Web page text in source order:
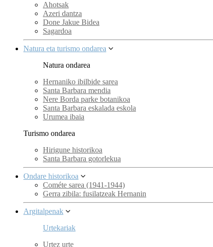
Ahotsak
Azeri dantza
Done Jakue Bidea
Sagardoa
Natura eta turismo ondarea
Natura ondarea
Hernaniko ibilbide sarea
Santa Barbara mendia
Nere Borda parke botanikoa
Santa Barbara eskalada eskola
Urumea ibaia
Turismo ondarea
Hirigune historikoa
Santa Barbara gotorlekua
Ondare historikoa
Cométe sarea (1941-1944)
Gerra zibila: fusilatzeak Hernanin
Argitalpenak
Urtekariak
Urtez urte